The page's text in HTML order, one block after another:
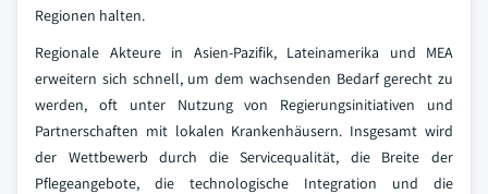
Regionen halten.
Regionale Akteure in Asien-Pazifik, Lateinamerika und MEA
erweitern sich schnell, um dem wachsenden Bedarf gerecht zu
werden, oft unter Nutzung von Regierungsinitiativen und
Partnerschaften mit lokalen Krankenhäusern. Insgesamt wird
der Wettbewerb durch die Servicequalität, die Breite der
Pflegeangebote, die technologische Integration und die